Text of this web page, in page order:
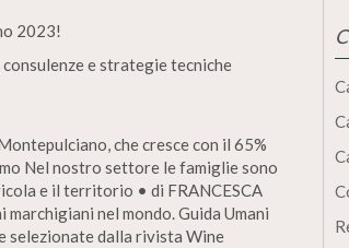
2023!
e strategie tecniche
che cresce con il 65%
Nel nostro settore le famiglie sono
e il territorio • di FRANCESCA
nel mondo. Guida Umani
selezionate dalla rivista Wine